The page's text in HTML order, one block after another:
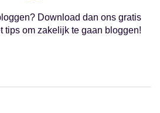
Download dan ons gratis
tips om zakelijk te gaan bloggen!